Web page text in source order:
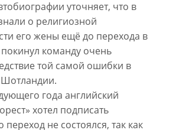
уточняет, что в
о религиозной
его жены ещё до перехода в
команду очень
той самой ошибки в
года английский
хотел подписать
не состоялся, так как